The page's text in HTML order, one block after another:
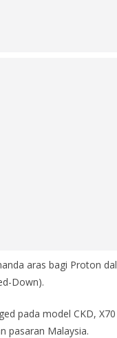
aras bagi Proton
Down).
pada model CKD,
pasaran Malaysia.